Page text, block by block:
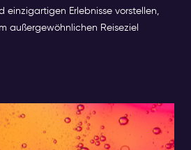
einzigartigen Erlebnisse vorstellen,
außergewöhnlichen Reiseziel
des
Zentrums